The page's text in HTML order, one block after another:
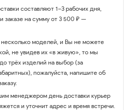
составляют 1–3 рабочих дня,
заказе на сумму от 3 500 ₽ —
моделей, и Вы не можете
не увидев их «в живую», то мы
трёх изделий на выбор (за
пожалуйста, напишите об
менеджером день доставки курьер
и уточнит адрес и время встречи.